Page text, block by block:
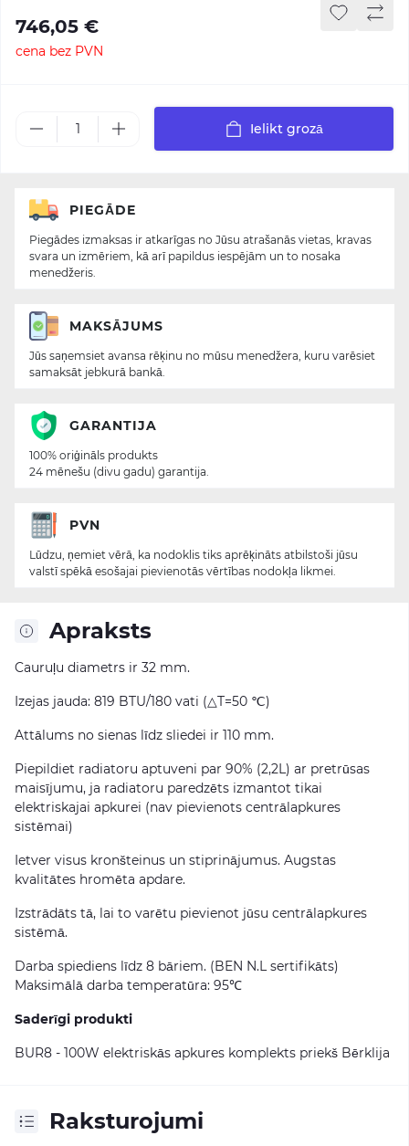
746,05 €
cena bez PVN
Ielikt grozā
Apraksts
Cauruļu diametrs ir 32 mm.
Izejas jauda: 819 BTU/180 vati (△T=50 ℃)
Attālums no sienas līdz sliedei ir 110 mm.
Piepildiet radiatoru aptuveni par 90% (2,2L) ar pretrūsas
maisījumu, ja radiatoru paredzēts izmantot tikai
elektriskajai apkurei (nav pievienots centrālapkures
sistēmai)
Ietver visus kronšteinus un stiprinājumus. Augstas
kvalitātes hromēta apdare.
Izstrādāts tā, lai to varētu pievienot jūsu centrālapkures
sistēmā.
Darba spiediens līdz 8 bāriem. (BEN N.L sertifikāts)
Maksimālā darba temperatūra: 95℃
Saderīgi produkti
BUR8 - 100W elektriskās apkures komplekts priekš Bērklija
Raksturojumi
PIEGĀDE
Piegādes izmaksas ir atkarīgas no Jūsu atrašanās vietas, kravas
svara un izmēriem, kā arī papildus iespējām un to nosaka
menedžeris.
MAKSĀJUMS
Jūs saņemsiet avansa rēķinu no mūsu menedžera, kuru varēsiet
samaksāt jebkurā bankā.
GARANTIJA
100% oriģināls produkts
24 mēnešu (divu gadu) garantija.
PVN
Lūdzu, ņemiet vērā, ka nodoklis tiks aprēķināts atbilstoši jūsu
valstī spēkā esošajai pievienotās vērtības nodokļa likmei.